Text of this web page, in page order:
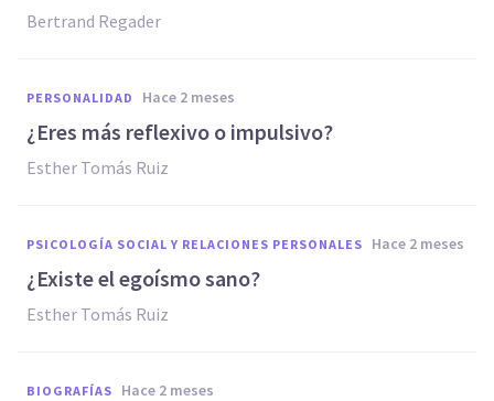
Bertrand Regader
PERSONALIDAD hace 2 meses
¿Eres más reflexivo o impulsivo?
Esther Tomás Ruiz
PSICOLOGÍA SOCIAL Y RELACIONES PERSONALES hace 2 meses
¿Existe el egoísmo sano?
Esther Tomás Ruiz
BIOGRAFÍAS hace 2 meses